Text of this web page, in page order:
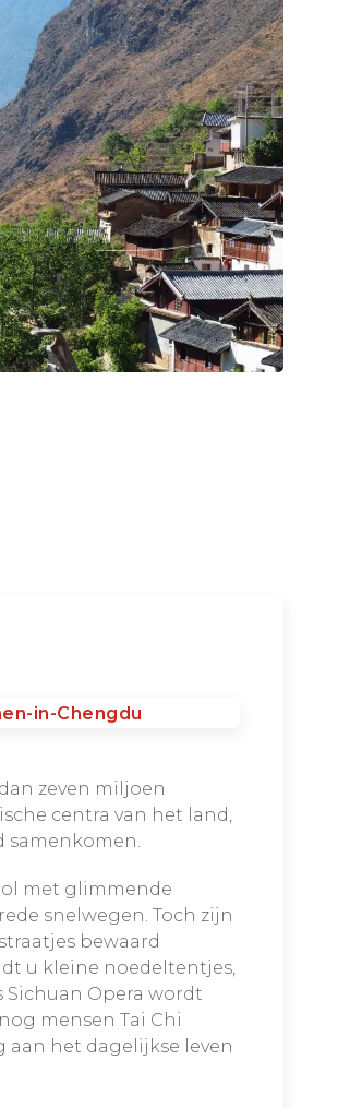
zeven miljoen
centra van het land,
samenkomen.
met glimmende
snelwegen. Toch zijn
bewaard
u kleine noedeltentjes,
Sichuan Opera wordt
mensen Tai Chi
het dagelijkse leven